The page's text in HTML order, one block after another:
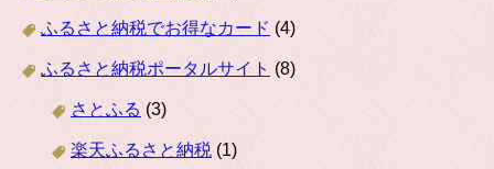
ふるさと納税でお得なカード (4)
ふるさと納税ポータルサイト (8)
さとふる (3)
楽天ふるさと納税 (1)